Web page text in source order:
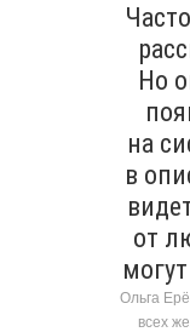
Но
на
в
от
Ольга
всех